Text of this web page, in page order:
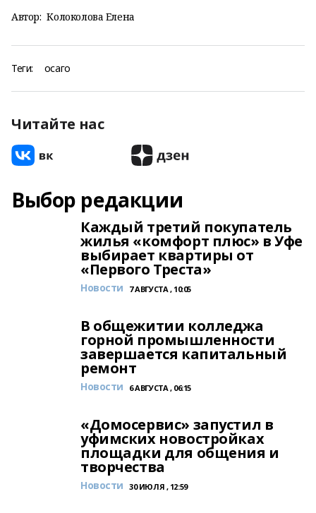
Автор: Колоколова Елена
Теги: осаго
Читайте нас
Выбор редакции
Каждый третий покупатель
жилья «комфорт плюс» в Уфе
выбирает квартиры от
«Первого Треста»
Новости 7 АВГУСТА , 10:05
В общежитии колледжа
горной промышленности
завершается капитальный
ремонт
Новости 6 АВГУСТА , 06:15
«Домосервис» запустил в
уфимских новостройках
площадки для общения и
творчества
Новости 30 ИЮЛЯ , 12:59